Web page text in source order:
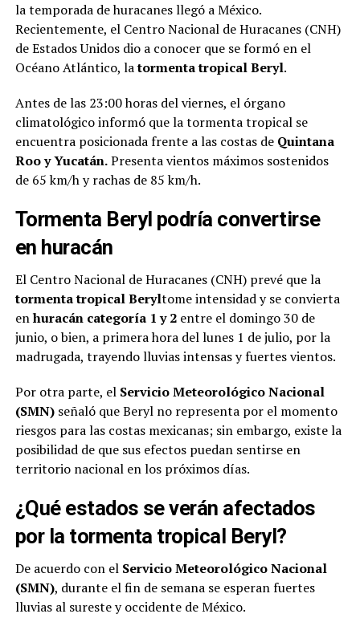
la temporada de huracanes llegó a México.
Recientemente, el Centro Nacional de Huracanes (CNH)
de Estados Unidos dio a conocer que se formó en el
Océano Atlántico, latormenta tropical Beryl.
Antes de las 23:00 horas del viernes, el órgano
climatológico informó que la tormenta tropical se
encuentra posicionada frente a las costas de Quintana
Roo y Yucatán.Presenta vientos máximos sostenidos
de 65 km/h y rachas de 85 km/h.
Tormenta Beryl podría convertirse
en huracán
El Centro Nacional de Huracanes (CNH) prevé que la
tormenta tropical Beryltome intensidad y se convierta
enhuracán categoría 1 y 2entre el domingo 30 de
junio, o bien, a primera hora del lunes 1 de julio, por la
madrugada, trayendo lluvias intensas y fuertes vientos.
Por otra parte, el Servicio Meteorológico Nacional
(SMN)señaló que Beryl no representa por el momento
riesgos para las costas mexicanas; sin embargo, existe la
posibilidad de que sus efectos puedan sentirse en
territorio nacional en los próximos días.
¿Qué estados se verán afectados
por la tormenta tropical Beryl?
De acuerdo con el Servicio Meteorológico Nacional
(SMN), durante el fin de semana se esperan fuertes
lluvias al sureste y occidente de México.